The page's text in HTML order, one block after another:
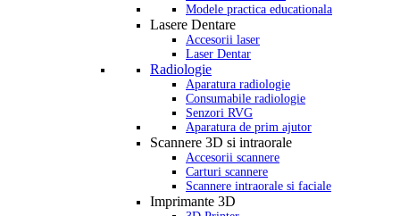
Modele practica educationala
Lasere Dentare
Accesorii laser
Laser Dentar
Radiologie
Aparatura radiologie
Consumabile radiologie
Senzori RVG
Aparatura de prim ajutor
Scannere 3D si intraorale
Accesorii scannere
Carturi scannere
Scannere intraorale si faciale
Imprimante 3D